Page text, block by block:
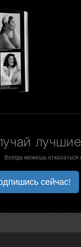
Всегда можешь
сейчас!